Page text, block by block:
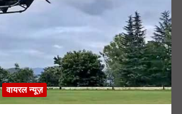
वायरल न्यूज़